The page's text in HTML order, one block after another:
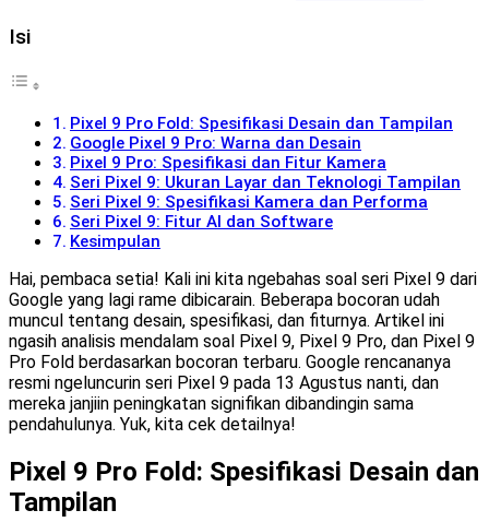
Isi
Pixel 9 Pro Fold: Spesifikasi Desain dan Tampilan
Google Pixel 9 Pro: Warna dan Desain
Pixel 9 Pro: Spesifikasi dan Fitur Kamera
Seri Pixel 9: Ukuran Layar dan Teknologi Tampilan
Seri Pixel 9: Spesifikasi Kamera dan Performa
Seri Pixel 9: Fitur AI dan Software
Kesimpulan
Hai, pembaca setia! Kali ini kita ngebahas soal seri Pixel 9 dari
Google yang lagi rame dibicarain. Beberapa bocoran udah
muncul tentang desain, spesifikasi, dan fiturnya. Artikel ini
ngasih analisis mendalam soal Pixel 9, Pixel 9 Pro, dan Pixel 9
Pro Fold berdasarkan bocoran terbaru. Google rencananya
resmi ngeluncurin seri Pixel 9 pada 13 Agustus nanti, dan
mereka janjiin peningkatan signifikan dibandingin sama
pendahulunya. Yuk, kita cek detailnya!
Pixel 9 Pro Fold: Spesifikasi Desain dan
Tampilan